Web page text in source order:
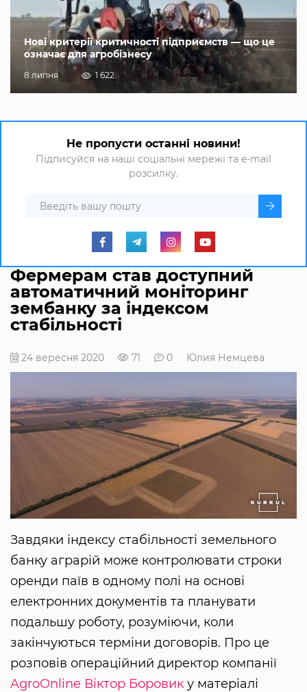
Нові критерії критичності підприємств — що це
означає для агробізнесу
8 липня 1 622
Не пропусти останні новини!
Підписуйся на наші соціальні мережі та e-mail
розсилку.
Фермерам став доступний
автоматичний моніторинг
зембанку за індексом
стабільності
24 вересня 2020 71 0 Юлия Немцева
Завдяки індексу стабільності земельного
банку аграрій може контролювати строки
оренди паїв в одному полі на основі
електронних документів та планувати
подальшу роботу, розуміючи, коли
закінчуються терміни договорів. Про це
розповів операційний директор компанії
AgroOnline Віктор Боровик у матеріалі